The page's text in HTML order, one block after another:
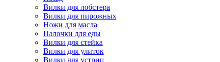
Вилки для лобстера
Вилки для пирожных
Ножи для масла
Палочки для еды
Вилки для стейка
Вилки для улиток
Вилки для устриц